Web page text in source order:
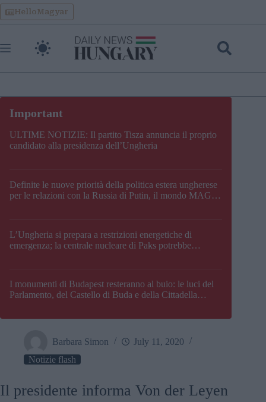
Skip
to
content
HelloMagyar
ULTIME NOTIZIE: Il partito Tisza annuncia il proprio
candidato alla presidenza dell’Ungheria
Definite le nuove priorità della politica estera ungherese
per le relazioni con la Russia di Putin, il mondo MAGA,
L’Ungheria si prepara a restrizioni energetiche di
emergenza; la centrale nucleare di Paks potrebbe
I monumenti di Budapest resteranno al buio: le luci del
Parlamento, del Castello di Buda e della Cittadella
Barbara Simon
July 11, 2020
Notizie flash
Il presidente informa Von der Leyen